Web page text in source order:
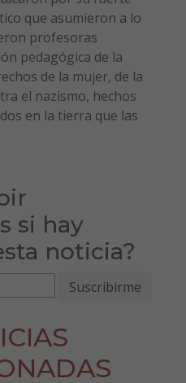
que asumieron a lo
profesoras
pedagógica de la
de la mujer, de la
el nazismo, hechos
en la tierra que las
si hay
noticia?